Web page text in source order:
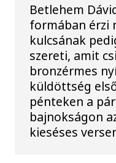
Betlehem
formában érzi
kulcsának
szereti, amit
bronzérmes
küldöttség
pénteken a
bajnokságon
kieséses